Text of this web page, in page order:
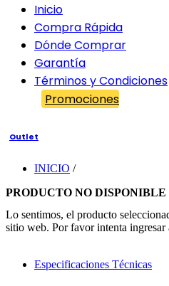
Inicio
Compra Rápida
Dónde Comprar
Garantía
Términos y Condiciones
Promociones
Outlet
INICIO /
PRODUCTO NO DISPONIBLE
Lo sentimos, el producto
sitio web. Por favor intenta ingresar
Especificaciones Técnicas